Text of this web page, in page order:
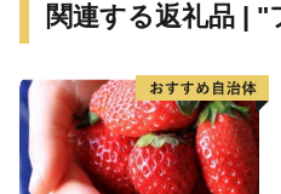
谷の両側が鮮やかな紅色に
ップをはじめ、多彩なイベ
どが楽しめます。美作三湯
少し足をのばせば、珍しい
妖精の森ガラス美術館もあ
関連する返礼品 | "